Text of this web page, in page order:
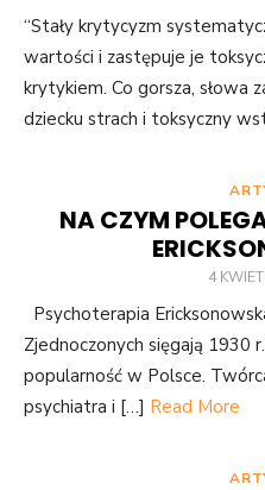
“Stały krytycyzm
wartości i zastępuje je
krytykiem. Co gorsza, słowa
dziecku strach i toksyczny
NA CZYM
4
Psychoterapia
Zjednoczonych sięgają 1930
popularność w Polsce.
psychiatra i […] Read More